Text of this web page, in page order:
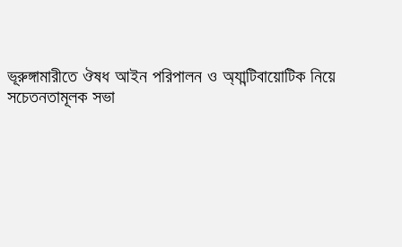
ভূরুঙ্গামারীতে ঔষধ আইন পরিপালন ও অ্যান্টিবায়োটিক নিয়ে
সচেতনতামূলক সভা